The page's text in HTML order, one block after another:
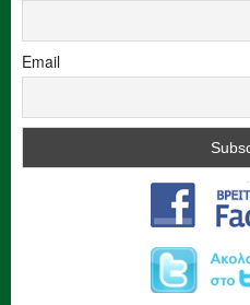
Email